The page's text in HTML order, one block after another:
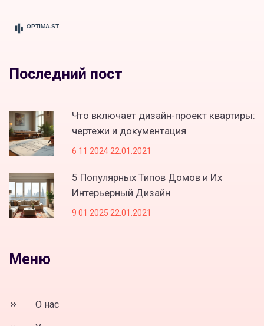
Последний пост
Что включает дизайн-проект квартиры:
чертежи и документация
6 11 2024 22.01.2021
5 Популярных Типов Домов и Их
Интерьерный Дизайн
9 01 2025 22.01.2021
Меню
О нас